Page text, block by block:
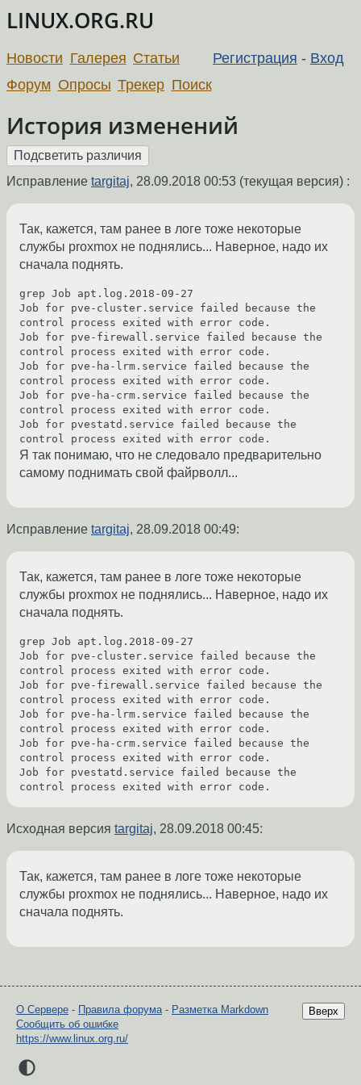
LINUX.ORG.RU
Регистрация - Вход
Новости Галерея Статьи
Форум Опросы Трекер Поиск
История изменений
Исправление targitaj, 28.09.2018 00:53 (текущая версия) :
Так, кажется, там ранее в логе тоже некоторые
службы proxmox не поднялись... Наверное, надо их
сначала поднять.
grep Job apt.log.2018-09-27
Job for pve-cluster.service failed because the
control process exited with error code.
Job for pve-firewall.service failed because the
control process exited with error code.
Job for pve-ha-lrm.service failed because the
control process exited with error code.
Job for pve-ha-crm.service failed because the
control process exited with error code.
Job for pvestatd.service failed because the
Я так понимаю, что не следовало предварительно
самому поднимать свой файрволл...
Исправление targitaj, 28.09.2018 00:49:
Так, кажется, там ранее в логе тоже некоторые
службы proxmox не поднялись... Наверное, надо их
сначала поднять.
grep Job apt.log.2018-09-27
Job for pve-cluster.service failed because the
control process exited with error code.
Job for pve-firewall.service failed because the
control process exited with error code.
Job for pve-ha-lrm.service failed because the
control process exited with error code.
Job for pve-ha-crm.service failed because the
control process exited with error code.
Job for pvestatd.service failed because the
Исходная версия targitaj, 28.09.2018 00:45:
Так, кажется, там ранее в логе тоже некоторые
службы proxmox не поднялись... Наверное, надо их
сначала поднять.
Вверх
О Сервере - Правила форума- Разметка Markdown
Сообщить об ошибке
https://www.linux.org.ru/